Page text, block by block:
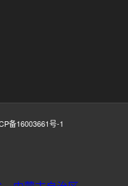
备16003661号-1